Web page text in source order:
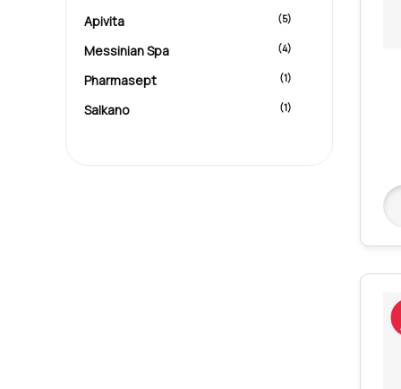
Apivita (5)
Messinian Spa (4)
Pharmasept (1)
Salkano (1)